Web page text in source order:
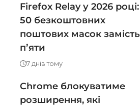
Firefox Relay у 2026 році:
50 безкоштовних
поштових масок замість
пʼяти
7 днів тому
Chrome блокуватиме
розширення, які